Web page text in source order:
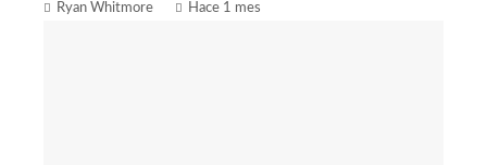
Ryan Whitmore Hace 1 mes